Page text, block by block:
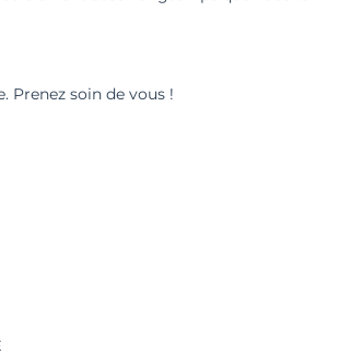
Prenez soin de vous !